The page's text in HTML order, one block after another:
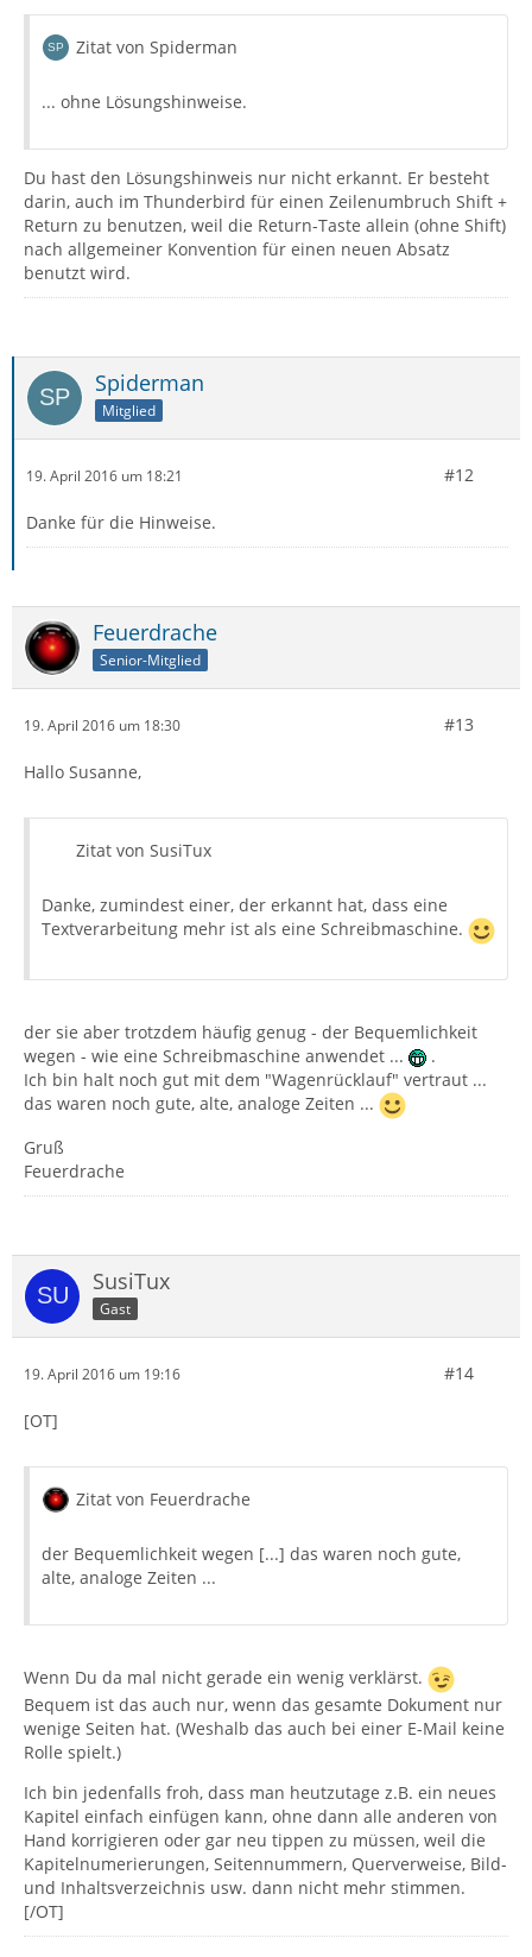
Zitat von Spiderman
... ohne Lösungshinweise.
Du hast den Lösungshinweis nur nicht erkannt. Er besteht
darin, auch im Thunderbird für einen Zeilenumbruch Shift +
Return zu benutzen, weil die Return-Taste allein (ohne Shift)
nach allgemeiner Konvention für einen neuen Absatz
benutzt wird.
Spiderman
Mitglied
19. April 2016 um 18:21 #12
Danke für die Hinweise.
Feuerdrache
Senior-Mitglied
19. April 2016 um 18:30 #13
Hallo Susanne,
Zitat von SusiTux
Danke, zumindest einer, der erkannt hat, dass eine
Textverarbeitung mehr ist als eine Schreibmaschine.
der sie aber trotzdem häufig genug - der Bequemlichkeit
wegen - wie eine Schreibmaschine anwendet ...
.
Ich bin halt noch gut mit dem "Wagenrücklauf" vertraut ...
das waren noch gute, alte, analoge Zeiten ...
Gruß
Feuerdrache
SusiTux
Gast
19. April 2016 um 19:16 #14
[OT]
Zitat von Feuerdrache
der Bequemlichkeit wegen [...] das waren noch gute,
alte, analoge Zeiten ...
Wenn Du da mal nicht gerade ein wenig verklärst.
Bequem ist das auch nur, wenn das gesamte Dokument nur
wenige Seiten hat. (Weshalb das auch bei einer E-Mail keine
Rolle spielt.)
Ich bin jedenfalls froh, dass man heutzutage z.B. ein neues
Kapitel einfach einfügen kann, ohne dann alle anderen von
Hand korrigieren oder gar neu tippen zu müssen, weil die
Kapitelnumerierungen, Seitennummern, Querverweise, Bild-
und Inhaltsverzeichnis usw. dann nicht mehr stimmen.
[/OT]